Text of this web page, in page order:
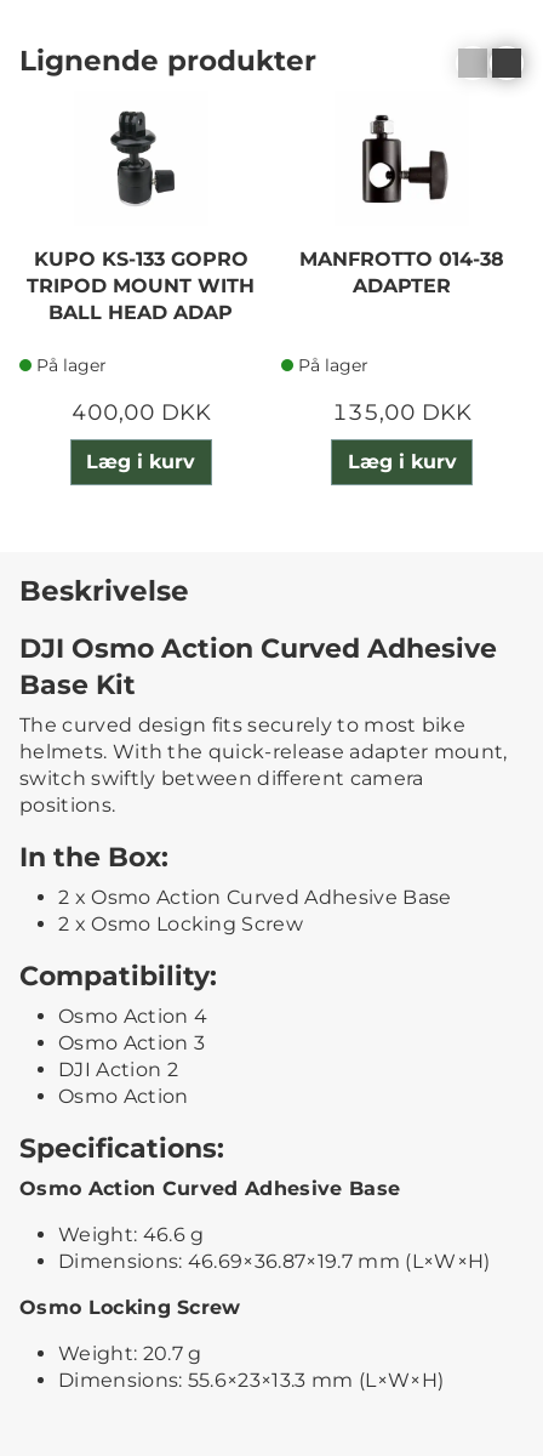
Lignende produkter
KUPO KS-133 GOPRO
TRIPOD MOUNT WITH
BALL HEAD ADAP
På lager
400,00 DKK
Læg i kurv
MANFROTTO 014-38
ADAPTER
På lager
135,00 DKK
Læg i kurv
Beskrivelse
DJI Osmo Action Curved Adhesive
Base Kit
The curved design fits securely to most bike
helmets. With the quick-release adapter mount,
switch swiftly between different camera
positions.
In the Box:
2 x Osmo Action Curved Adhesive Base
2 x Osmo Locking Screw
Compatibility:
Osmo Action 4
Osmo Action 3
DJI Action 2
Osmo Action
Specifications:
Osmo Action Curved Adhesive Base
Weight: 46.6 g
Dimensions: 46.69×36.87×19.7 mm (L×W×H)
Osmo Locking Screw
Weight: 20.7 g
Dimensions: 55.6×23×13.3 mm (L×W×H)